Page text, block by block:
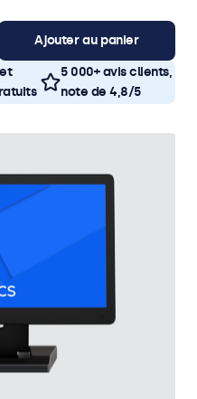
Ajouter au panier
5 000+ avis clients,
note de 4,8/5